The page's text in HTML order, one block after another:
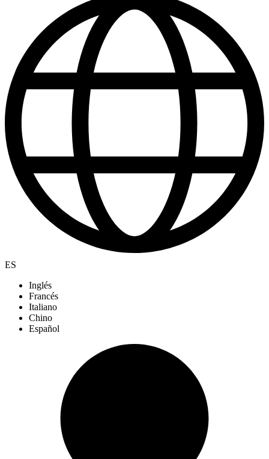
ES
Inglés
Francés
Italiano
Chino
Español